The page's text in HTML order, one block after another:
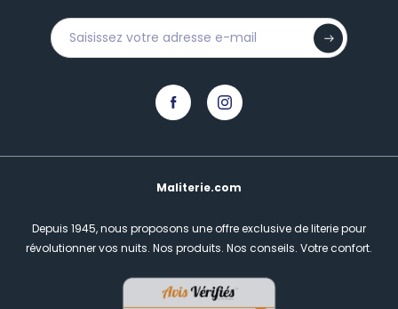
Maliterie.com
Depuis 1945, nous proposons une offre exclusive de literie pour
révolutionner vos nuits. Nos produits. Nos conseils. Votre confort.